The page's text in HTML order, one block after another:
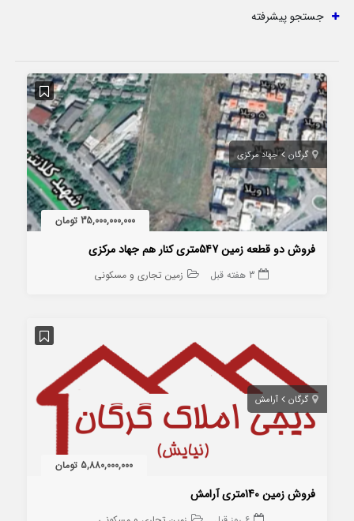
جستجو پیشرفته
گرگان جهاد مرکزی
35,000,000,000 تومان
فروش دو قطعه زمین 547متری کنار هم جهاد مرکزی
3 هفته قبل زمین تجاری و مسکونی
گرگان آرامش
5,880,000,000 تومان
فروش زمین 140متری آرامش